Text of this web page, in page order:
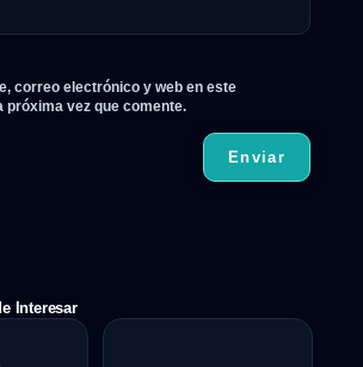
correo electrónico y web en este
próxima vez que comente.
Interesar